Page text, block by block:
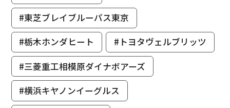
#東芝ブレイブルーパス東京
#栃木ホンダヒート
#トヨタヴェルブリッツ
#三菱重工相模原ダイナボアーズ
#横浜キヤノンイーグルス